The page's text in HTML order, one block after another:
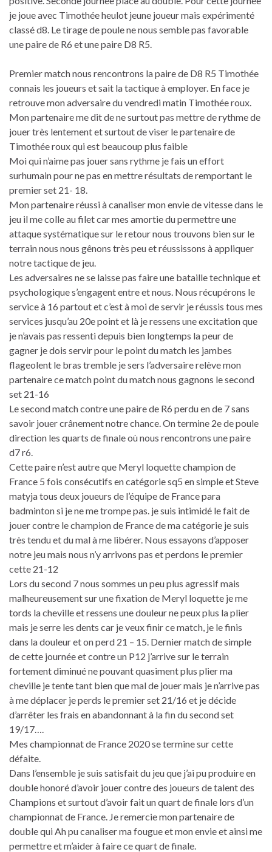
je joue avec Timothée heulot jeune joueur mais expérimenté
classé d8. Le tirage de poule ne nous semble pas favorable
une paire de R6 et une paire D8 R5.
Premier match nous rencontrons la paire de D8 R5 Timothée
connais les joueurs et sait la tactique à employer. En face je
retrouve mon adversaire du vendredi matin Timothée roux.
Mon partenaire me dit de ne surtout pas mettre de rythme de
jouer très lentement et surtout de viser le partenaire de
Timothée roux qui est beaucoup plus faible
Moi qui n’aime pas jouer sans rythme je fais un effort
surhumain pour ne pas en mettre résultats de remportant le
premier set 21- 18.
Mon partenaire réussi à canaliser mon envie de vitesse dans le
jeu il me colle au filet car mes amortie du permettre une
attaque systématique sur le retour nous trouvons bien sur le
terrain nous nous gênons très peu et réussissons à appliquer
notre tactique de jeu.
Les adversaires ne se laisse pas faire une bataille technique et
psychologique s’engagent entre et nous. Nous récupérons le
service à 16 partout et c’est à moi de servir je réussis tous mes
services jusqu’au 20e point et là je ressens une excitation que
je n’avais pas ressenti depuis bien longtemps la peur de
gagner je dois servir pour le point du match les jambes
flageolent le bras tremble je sers l’adversaire relève mon
partenaire ce match point du match nous gagnons le second
set 21-16
Le second match contre une paire de R6 perdu en de 7 sans
savoir jouer crânement notre chance. On termine 2e de poule
direction les quarts de finale où nous rencontrons une paire
d7 r6.
Cette paire n’est autre que Meryl loquette champion de
France 5 fois consécutifs en catégorie sq5 en simple et Steve
matyja tous deux joueurs de l’équipe de France para
badminton si je ne me trompe pas. je suis intimidé le fait de
jouer contre le champion de France de ma catégorie je suis
très tendu et du mal à me libérer. Nous essayons d’apposer
notre jeu mais nous n’y arrivons pas et perdons le premier
cette 21-12
Lors du second 7 nous sommes un peu plus agressif mais
malheureusement sur une fixation de Meryl loquette je me
tords la cheville et ressens une douleur ne peux plus la plier
mais je serre les dents car je veux finir ce match, je le finis
dans la douleur et on perd 21 – 15. Dernier match de simple
de cette journée et contre un P12 j’arrive sur le terrain
fortement diminué ne pouvant quasiment plus plier ma
cheville je tente tant bien que mal de jouer mais je n’arrive pas
à me déplacer je perds le premier set 21/16 et je décide
d’arrêter les frais en abandonnant à la fin du second set
19/17….
Mes championnat de France 2020 se termine sur cette
défaite.
Dans l’ensemble je suis satisfait du jeu que j’ai pu produire en
double honoré d’avoir jouer contre des joueurs de talent des
Champions et surtout d’avoir fait un quart de finale lors d’un
championnat de France. Je remercie mon partenaire de
double qui Ah pu canaliser ma fougue et mon envie et ainsi me
permettre et m’aider à faire ce quart de finale.